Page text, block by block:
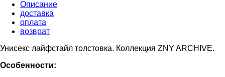
Описание
доставка
оплата
возврат
Унисекс лайфстайл толстовка. Коллекция ZNY ARCHIVE.
Особенности: